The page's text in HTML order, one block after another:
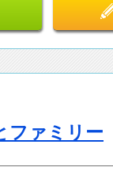
ファミリー